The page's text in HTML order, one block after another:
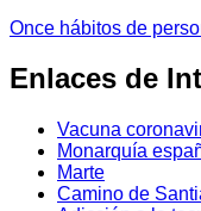
Once hábitos de
Enlaces de
Vacuna
Monarquía
Marte
Camino de